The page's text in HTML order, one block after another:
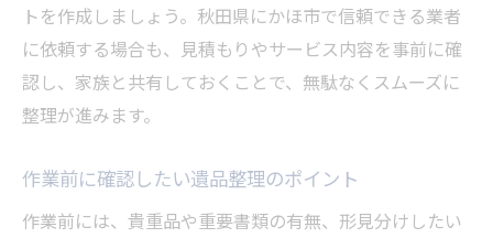
トを作成しましょう。秋田県にかほ市で信頼できる業者
に依頼する場合も、見積もりやサービス内容を事前に確
認し、家族と共有しておくことで、無駄なくスムーズに
整理が進みます。
作業前に確認したい遺品整理のポイント
作業前には、貴重品や重要書類の有無、形見分けしたい